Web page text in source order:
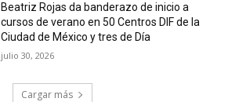
Beatriz Rojas da banderazo de inicio a
cursos de verano en 50 Centros DIF de la
Ciudad de México y tres de Día
julio 30, 2026
Cargar más